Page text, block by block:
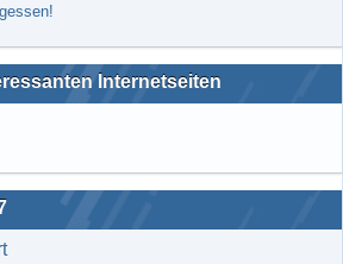
Internetseiten